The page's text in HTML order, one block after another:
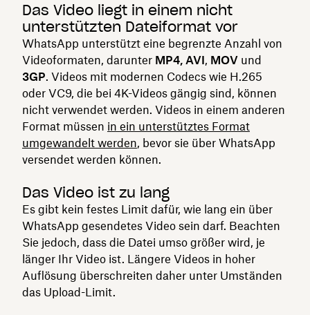
Das Video liegt in einem nicht
unterstützten Dateiformat vor
WhatsApp unterstützt eine begrenzte Anzahl von
Videoformaten, darunter MP4, AVI, MOV und
3GP. Videos mit modernen Codecs wie H.265
oder VC9, die bei 4K-Videos gängig sind, können
nicht verwendet werden. Videos in einem anderen
Format müssen in ein unterstütztes Format
umgewandelt werden, bevor sie über WhatsApp
versendet werden können.
Das Video ist zu lang
Es gibt kein festes Limit dafür, wie lang ein über
WhatsApp gesendetes Video sein darf. Beachten
Sie jedoch, dass die Datei umso größer wird, je
länger Ihr Video ist. Längere Videos in hoher
Auflösung überschreiten daher unter Umständen
das Upload-Limit.